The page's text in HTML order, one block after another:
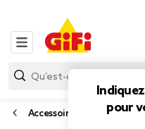
pour
Accessoires vin, cocktail